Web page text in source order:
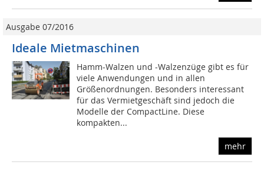
Ausgabe 07/2016
Ideale Mietmaschinen
Hamm-Walzen und -Walzenzüge gibt es für
viele Anwendungen und in allen
Größenordnungen. Besonders interessant
für das Vermietgeschäft sind jedoch die
Modelle der CompactLine. Diese
kompakten...
mehr